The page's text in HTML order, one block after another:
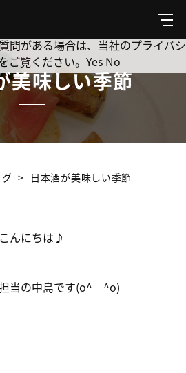
メ
ニ
ュ
美味しい季節
日本酒が美味しい季節
こんにちは♪
当の中島です(o^―^o)
様の活動を追跡してもよろしいです
イバシーを極めて重視しています。
問がある場合は、当社のプライバシ
ご覧ください。 Yes No